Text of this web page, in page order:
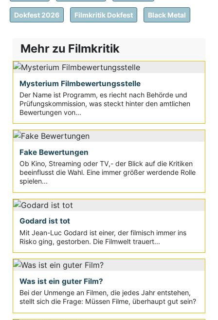
Dokfest 2026 Filmkritik Dokfest Black Metal
Mehr zu Filmkritik
Mysterium Filmbewertungsstelle
Der Name ist Programm, es riecht nach Behörde und
Prüfungskommission, was steckt hinter den amtlichen
Bewertungen von...
Fake Bewertungen
Ob Kino, Streaming oder TV,- der Blick auf die Kritiken
beeinflusst die Wahl. Eine immer größer werdende Rolle
spielen...
Godard ist tot
Mit Jean-Luc Godard ist einer, der filmisch immer ins
Risko ging, gestorben. Die Filmwelt trauert...
Was ist ein guter Film?
Bei der Unmenge an Filmen, die jedes Jahr entstehen,
stellt sich die Frage: Müssen Filme, überhaupt gut sein?